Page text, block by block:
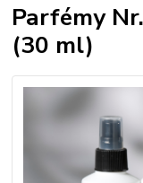
Parfémy
(30 ml)